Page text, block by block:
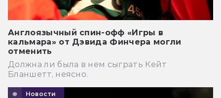
Англоязычный спин-офф «Игры в
кальмара» от Дэвида Финчера могли
отменить
Должна ли была в нем сыграть Кейт
Бланшетт, неясно.
Новости